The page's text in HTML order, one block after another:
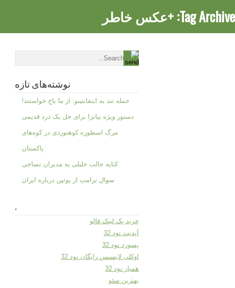
Tag Archive: +عکس خاطر
نوشته‌های تازه
حمله تند به اینفانتینو: از ما باج خواستند!
دستور ویژه پیاتزا برای حل یک درد قدیمی
مرگ اسطوره کوهنوردی در کوه‌های
پاکستان
کنایه جالب خلیلی به مدیران نساجی
سوال ترامپ از پوتین درباره ایران
.
خرید بک لینک فالو
آپدیت نود 32
پسورد نود 32
اوکلی لایسنس رایگان نود 32
همیار نود 32
بهترین سئو